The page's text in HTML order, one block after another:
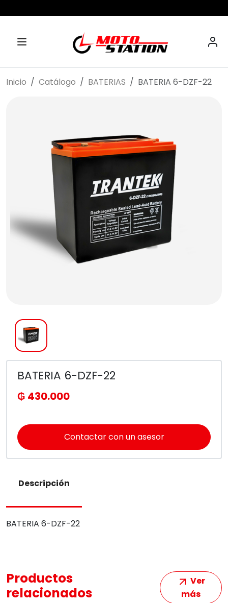
Inicio Catálogo BATERIAS BATERIA 6-DZF-22
BATERIA 6-DZF-22
₲ 430.000
Contactar con un asesor
Descripción
BATERIA 6-DZF-22
Productos
relacionados
Ver
más